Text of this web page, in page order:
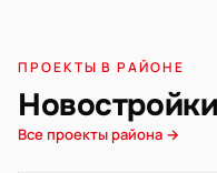
ПРОЕКТЫ В РАЙОНЕ
Все проекты района →